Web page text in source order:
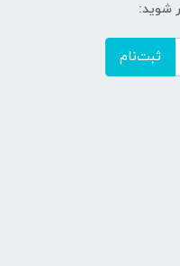
شوید:
ثبت‌نام